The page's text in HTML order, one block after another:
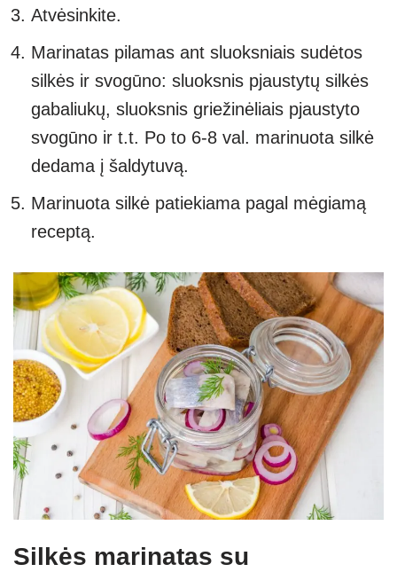
Atvėsinkite.
Marinatas pilamas ant sluoksniais sudėtos
silkės ir svogūno: sluoksnis pjaustytų silkės
gabaliukų, sluoksnis griežinėliais pjaustyto
svogūno ir t.t. Po to 6-8 val. marinuota silkė
dedama į šaldytuvą.
Marinuota silkė patiekiama pagal mėgiamą
receptą.
Silkės marinatas su